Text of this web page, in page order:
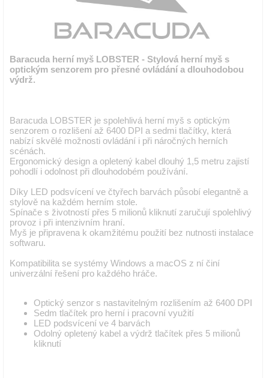
Baracuda herní myš LOBSTER - Stylová herní myš s
optickým senzorem pro přesné ovládání a dlouhodobou
výdrž.
Baracuda LOBSTER je spolehlivá herní myš s optickým
senzorem o rozlišení až 6400 DPI a sedmi tlačítky, která
nabízí skvělé možnosti ovládání i při náročných herních
scénách.
Ergonomický design a opletený kabel dlouhý 1,5 metru zajistí
pohodlí i odolnost při dlouhodobém používání.
Díky LED podsvícení ve čtyřech barvách působí elegantně a
stylově na každém herním stole.
Spínače s životností přes 5 milionů kliknutí zaručují spolehlivý
provoz i při intenzivním hraní.
Myš je připravena k okamžitému použití bez nutnosti instalace
softwaru.
Kompatibilita se systémy Windows a macOS z ní činí
univerzální řešení pro každého hráče.
Optický senzor s nastavitelným rozlišením až 6400 DPI
Sedm tlačítek pro herní i pracovní využití
LED podsvícení ve 4 barvách
Odolný opletený kabel a výdrž tlačítek přes 5 milionů
kliknutí